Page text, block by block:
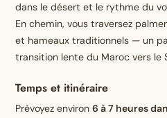
dans le désert et le rythme du
En chemin, vous traversez
et hameaux traditionnels — un
transition lente du Maroc vers le
Temps et itinéraire
Prévoyez environ6 à 7 heures